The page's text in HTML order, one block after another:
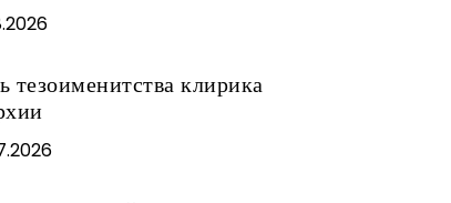
тезоименитства клирика